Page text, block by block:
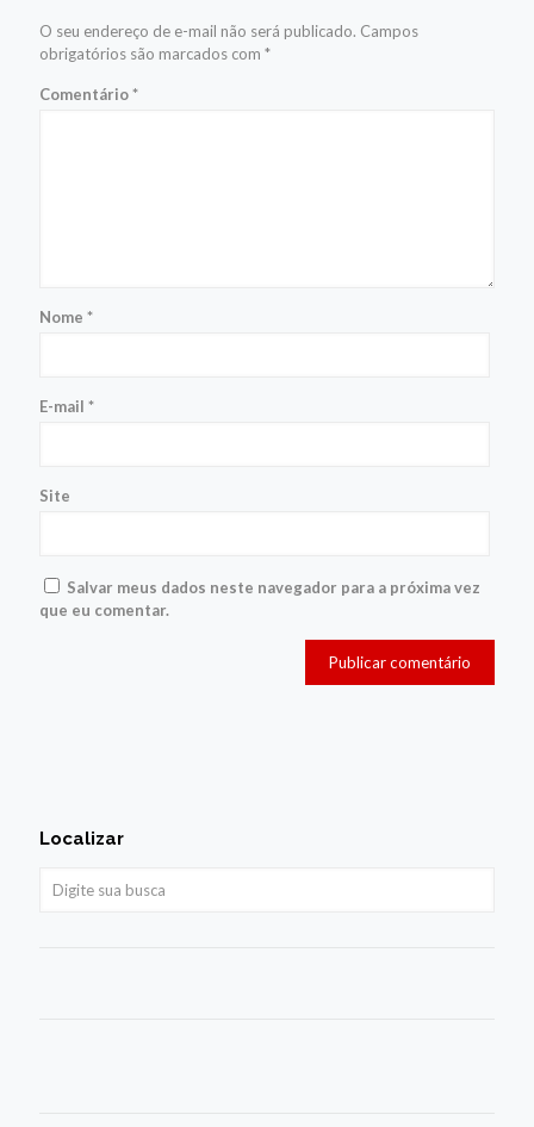
O seu endereço de e-mail não será publicado. Campos
obrigatórios são marcados com *
Comentário*
Nome *
E-mail *
Site
Salvar meus dados neste navegador para a próxima vez
que eu comentar.
Localizar